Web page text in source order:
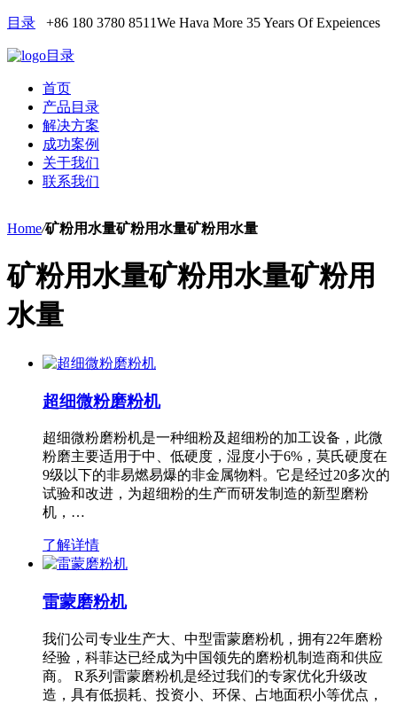
目录 +86 180 3780 8511We Hava More 35 Years Of Expeiences
目录
首页
产品目录
解决方案
成功案例
关于我们
联系我们
Home/矿粉用水量矿粉用水量矿粉用水量
矿粉用水量矿粉用水量矿粉用
水量
超细微粉磨粉机
超细微粉磨粉机是一种细粉及超细粉的加工设备，此微
粉磨主要适用于中、低硬度，湿度小于6%，莫氏硬度在
9级以下的非易燃易爆的非金属物料。它是经过20多次的
试验和改进，为超细粉的生产而研发制造的新型磨粉
机，…
了解详情
雷蒙磨粉机
我们公司专业生产大、中型雷蒙磨粉机，拥有22年磨粉
经验，科菲达已经成为中国领先的磨粉机制造商和供应
商。 R系列雷蒙磨粉机是经过我们的专家优化升级改
造，具有低损耗、投资小、环保、占地面积小等优点，